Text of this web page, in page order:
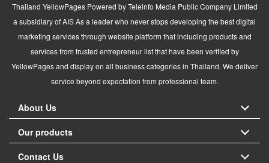
Thailand YellowPages Powered by Teleinfo Media Public Company Limited
a subsidiary of AIS As a leader who never stops developing the best digital
marketing services through website platform that including products and
services from trusted entrepreneur list that have been verified by
YellowPages and display on all business categories in Thailand. We deliver
service beyond expectation from professional team.
About Us
Our products
Contact Us